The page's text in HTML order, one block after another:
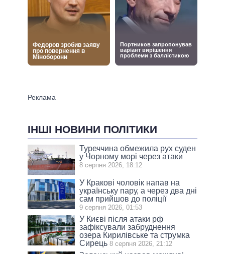
ІНШІ НОВИНИ ПОЛІТИКИ
Туреччина обмежила рух суден
у Чорному морі через атаки
8 серпня 2026, 18:12
У Кракові чоловік напав на
українську пару, а через два дні
сам прийшов до поліції
9 серпня 2026, 01:53
У Києві після атаки рф
зафіксували забруднення
озера Кирилівське та струмка
Сирець 8 серпня 2026, 21:12